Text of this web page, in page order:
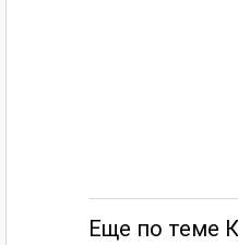
Еще по теме